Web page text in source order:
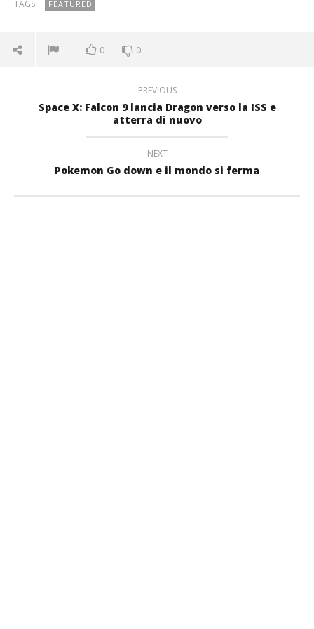
TAGS: FEATURED
0 0
PREVIOUS
Space X: Falcon 9 lancia Dragon verso la ISS e
atterra di nuovo
NEXT
Pokemon Go down e il mondo si ferma